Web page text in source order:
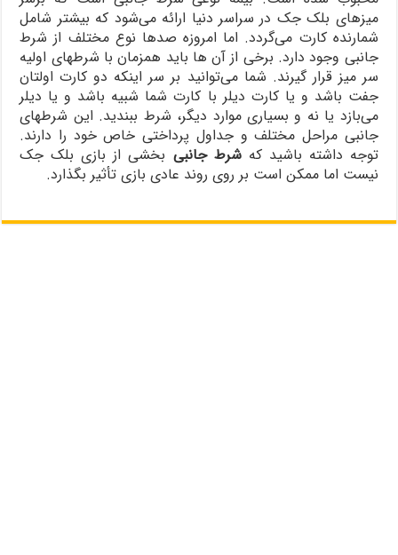
میزهای بلک جک در سراسر دنیا ارائه می‌شود که بیشتر شامل
شمارنده کارت می‌گردد. اما امروزه صدها نوع مختلف از شرط
جانبی وجود دارد. برخی از آن‌ ها باید همزمان با شرطهای اولیه
سر میز قرار گیرند. شما می‌توانید بر سر اینکه دو کارت اولتان
جفت باشد و یا کارت دیلر با کارت شما شبیه باشد و یا دیلر
می‌بازد یا نه و بسیاری موارد دیگر، شرط ببندید. این شرطهای
جانبی مراحل مختلف و جداول پرداختی خاص خود را دارند.
توجه داشته باشید کهشرط‌ جانبی بخشی از بازی بلک جک
نیست اما ممکن است بر روی روند عادی بازی تأثیر بگذارد.